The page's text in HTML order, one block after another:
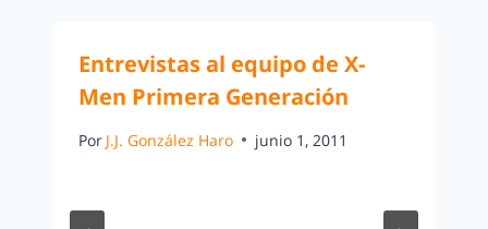
Entrevistas al equipo de X-
Men Primera Generación
Por J.J. González Haro junio 1, 2011